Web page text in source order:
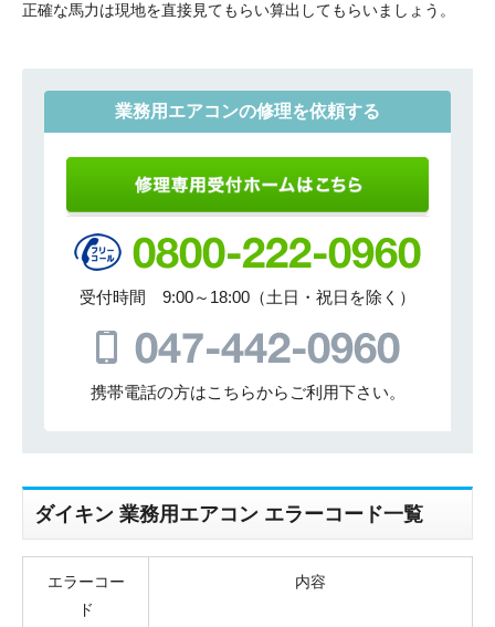
正確な馬力は現地を直接見てもらい算出してもらいましょう。
業務用エアコンの修理を依頼する
受付時間 9:00～18:00（土日・祝日を除く）
携帯電話の方はこちらからご利用下さい。
ダイキン 業務用エアコン エラーコード一覧
エラーコー
ド
内容